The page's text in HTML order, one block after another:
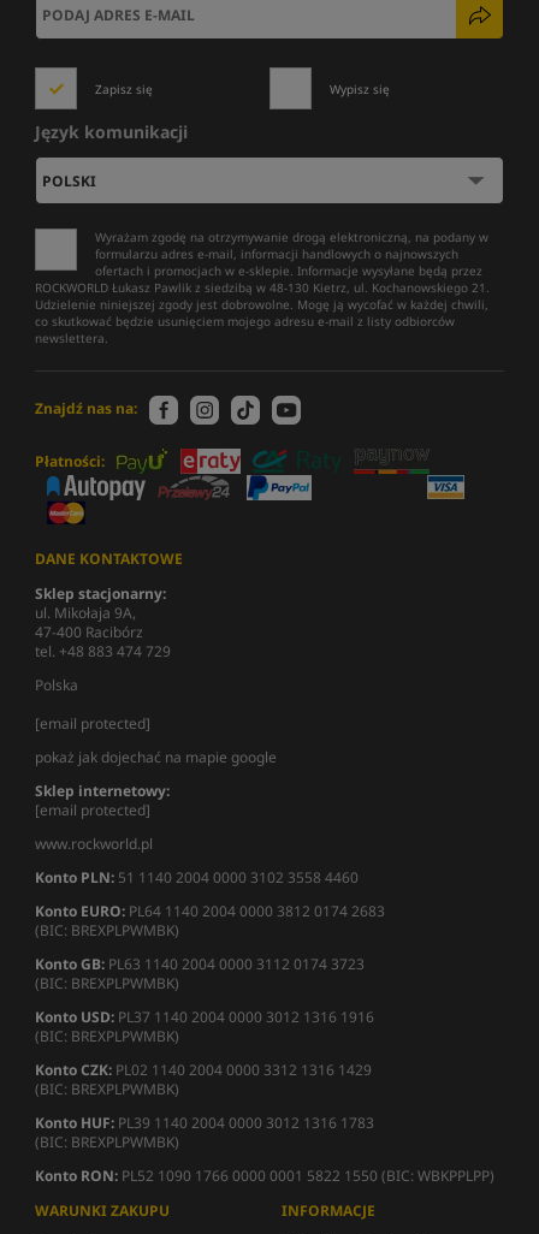
Zapisz się Wypisz się
Język komunikacji
Wyrażam zgodę na otrzymywanie drogą elektroniczną, na podany w
formularzu adres e-mail, informacji handlowych o najnowszych
ofertach i promocjach w e-sklepie. Informacje wysyłane będą przez
ROCKWORLD Łukasz Pawlik z siedzibą w 48-130 Kietrz, ul. Kochanowskiego 21.
Udzielenie niniejszej zgody jest dobrowolne. Mogę ją wycofać w każdej chwili,
co skutkować będzie usunięciem mojego adresu e-mail z listy odbiorców
newslettera.
Znajdź nas na:
Płatności:
DANE KONTAKTOWE
Sklep stacjonarny:
ul. Mikołaja 9A,
47-400 Racibórz
tel. +48 883 474 729
Polska
[email protected]
pokaż jak dojechać na mapie google
Sklep internetowy:
[email protected]
www.rockworld.pl
Konto PLN: 51 1140 2004 0000 3102 3558 4460
Konto EURO: PL64 1140 2004 0000 3812 0174 2683
(BIC: BREXPLPWMBK)
Konto GB: PL63 1140 2004 0000 3112 0174 3723
(BIC: BREXPLPWMBK)
Konto USD: PL37 1140 2004 0000 3012 1316 1916
(BIC: BREXPLPWMBK)
Konto CZK: PL02 1140 2004 0000 3312 1316 1429
(BIC: BREXPLPWMBK)
Konto HUF: PL39 1140 2004 0000 3012 1316 1783
(BIC: BREXPLPWMBK)
Konto RON: PL52 1090 1766 0000 0001 5822 1550 (BIC: WBKPPLPP)
WARUNKI ZAKUPU
INFORMACJE